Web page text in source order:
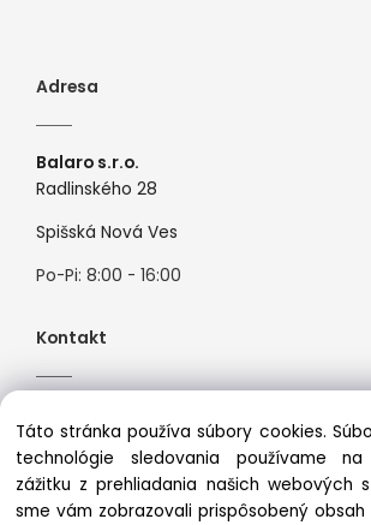
Adresa
Balaro s.r.o.
Radlinského 28
Spišská Nová Ves
Po-Pi: 8:00 - 16:00
Kontakt
Mail:info@premiosport.sk
Táto stránka používa súbory cookies.
technológie sledovania používame
zážitku z prehliadania našich webových
sme vám zobrazovali prispôsobený